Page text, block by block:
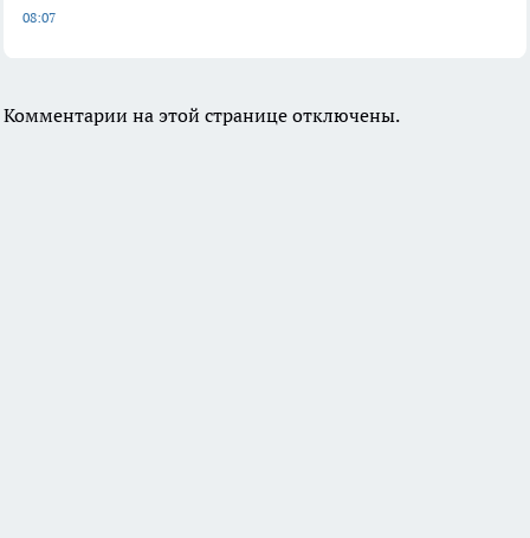
08:07
Комментарии на этой странице отключены.